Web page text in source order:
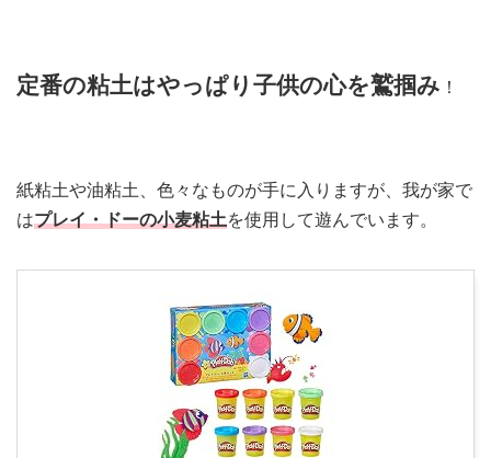
定番の粘土はやっぱり子供の心を鷲掴み ！
紙粘土や油粘土、色々なものが手に入りますが、我が家で
はプレイ・ドーの小麦粘土を使用して遊んでいます。